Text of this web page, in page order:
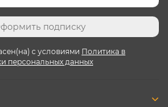
подписку
с условиями Политика в
персональных данных